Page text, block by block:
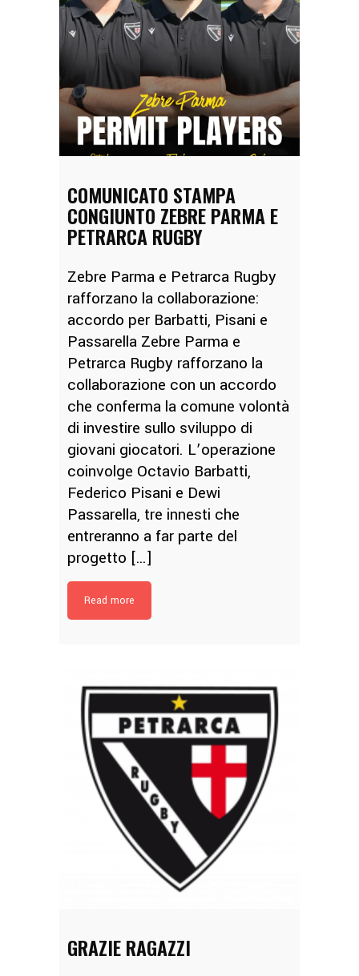
COMUNICATO STAMPA
CONGIUNTO ZEBRE PARMA E
PETRARCA RUGBY
Zebre Parma e Petrarca Rugby
rafforzano la collaborazione:
accordo per Barbatti, Pisani e
Passarella Zebre Parma e
Petrarca Rugby rafforzano la
collaborazione con un accordo
che conferma la comune volontà
di investire sullo sviluppo di
giovani giocatori. L’operazione
coinvolge Octavio Barbatti,
Federico Pisani e Dewi
Passarella, tre innesti che
entreranno a far parte del
progetto […]
Read more
GRAZIE RAGAZZI